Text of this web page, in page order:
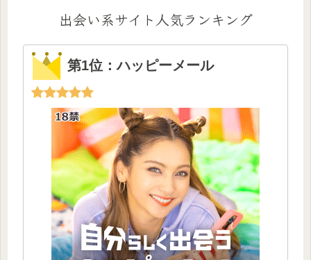
出会い系サイト人気ランキング
第1位：ハッピーメール